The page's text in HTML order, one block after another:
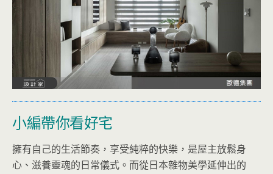
小編帶你看好宅
擁有自己的生活節奏，享受純粹的快樂，是屋主放鬆身
心、滋養靈魂的日常儀式。而從日本雜物美學延伸出的